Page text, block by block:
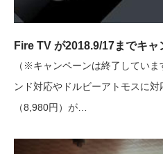
Fire TV が2018.9/17までキ
（※キャンペーンは終了してい
ンド対応やドルビーアトモスに
（8,980円）が…